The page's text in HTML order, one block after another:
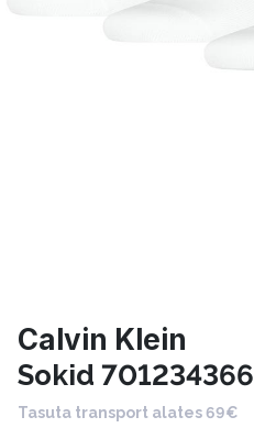
Calvin Klein
Sokid 701234366
Tasuta transport alates 69€